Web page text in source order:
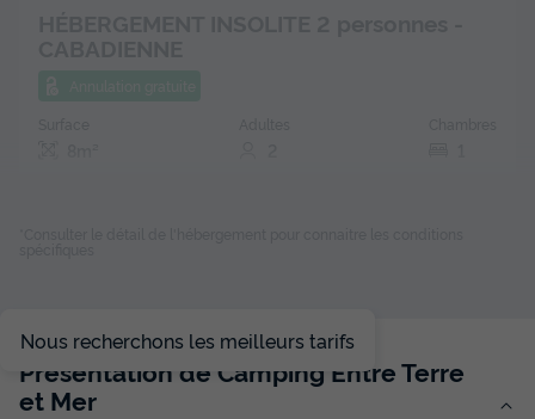
Modifier les dates
Nous recherchons les meilleurs tarifs
Présentation de Camping Entre Terre
et Mer